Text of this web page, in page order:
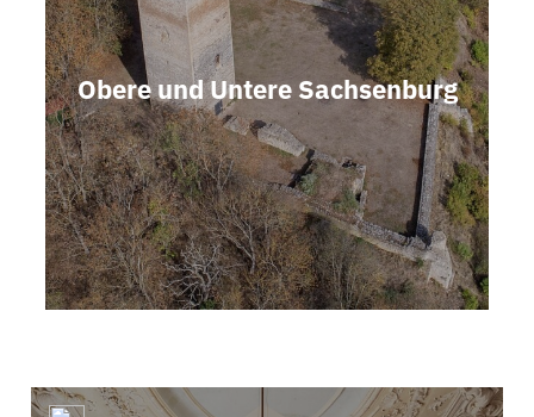
Obere und Untere Sachsenburg